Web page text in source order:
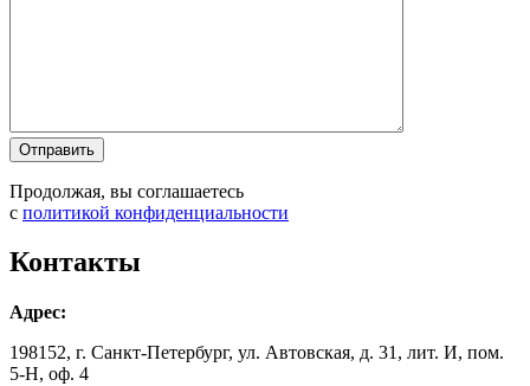
Продолжая, вы соглашаетесь
с политикой конфиденциальности
Контакты
Адрес:
198152, г. Санкт-Петербург, ул. Автовская, д. 31, лит. И, пом.
5-Н, оф. 4